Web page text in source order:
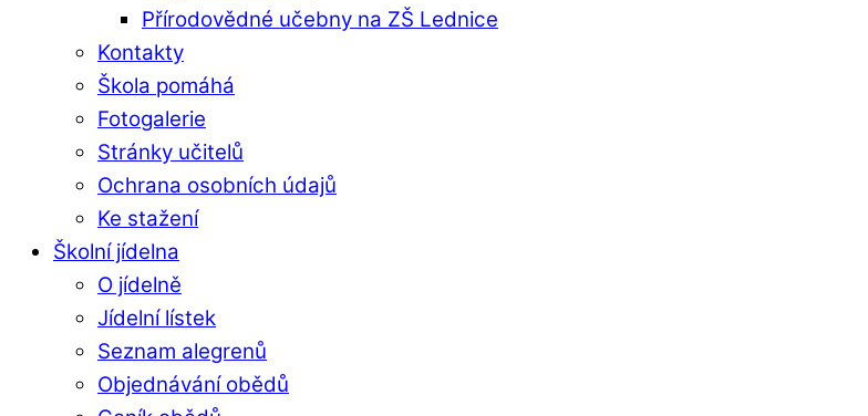
Přírodovědné učebny na ZŠ Lednice
Kontakty
Škola pomáhá
Fotogalerie
Stránky učitelů
Ochrana osobních údajů
Ke stažení
Školní jídelna
O jídelně
Jídelní lístek
Seznam alegrenů
Objednávání obědů